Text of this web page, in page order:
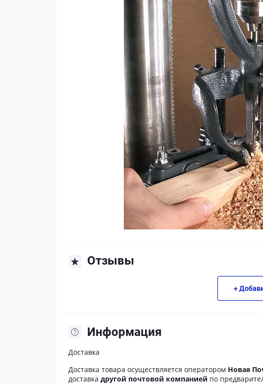
Отзывы
+
Информация
Доставка
Доставка товара осуществляется оператором Новая
доставка другой почтовой компанией по